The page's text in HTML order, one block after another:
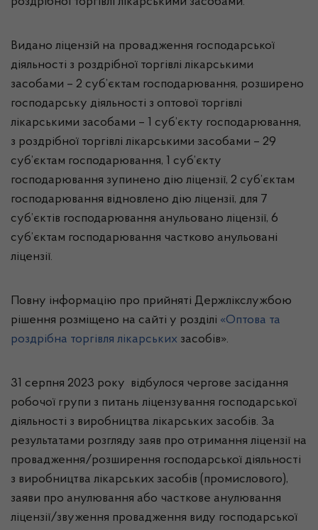
Видано ліцензій на провадження господарської
діяльності з роздрібної торгівлі лікарськими
засобами – 2 суб’єктам господарювання, розширено
господарську діяльності з оптової торгівлі
лікарськими засобами – 1 суб’єкту господарювання,
з роздрібної торгівлі лікарськими засобами – 29
суб’єктам господарювання, 1 суб’єкту
господарювання зупинено дію ліцензії, 2 суб’єктам
господарювання відновлено дію ліцензії, для 7
суб’єктів господарювання анульовано ліцензії, 6
суб’єктам господарювання частково анульовані
ліцензії.
Повну інформацію про прийняті Держлікслужбою
рішення розміщено на сайті у розділі «Оптова та
роздрібна торгівля лікарських засобів».
31 серпня 2023 року відбулося чергове засідання
робочої групи з питань ліцензування господарської
діяльності з виробництва лікарських засобів. За
результатами розгляду заяв про отримання ліцензії на
провадження/розширення господарської діяльності
з виробництва лікарських засобів (промислового),
заяви про анулювання або часткове анулювання
ліцензії/звуження провадження виду господарської